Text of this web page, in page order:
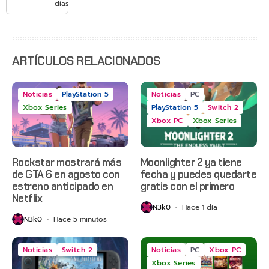
Gears of
2 y más
días
ARTÍCULOS RELACIONADOS
Noticias
PlayStation 5
Xbox Series
Rockstar mostrará más
de GTA 6 en agosto con
estreno anticipado en
Netflix
N3k0 Hace 5 minutos
Noticias
PC
PlayStation 5
Switch 2
Xbox PC
Xbox Series
Moonlighter 2 ya tiene
fecha y puedes quedarte
gratis con el primero
N3k0 Hace 1 día
Noticias Switch 2 Noticias PC
Xbox PC
Xbox Series